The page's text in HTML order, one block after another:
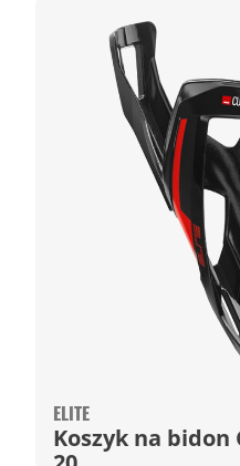
ELITE
Koszyk na bidon